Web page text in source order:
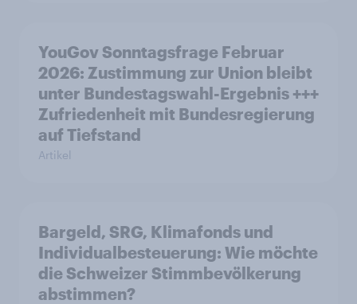
YouGov Sonntagsfrage Februar
2026: Zustimmung zur Union bleibt
unter Bundestagswahl-Ergebnis +++
Zufriedenheit mit Bundesregierung
auf Tiefstand
Artikel
Bargeld, SRG, Klimafonds und
Individualbesteuerung: Wie möchte
die Schweizer Stimmbevölkerung
abstimmen?